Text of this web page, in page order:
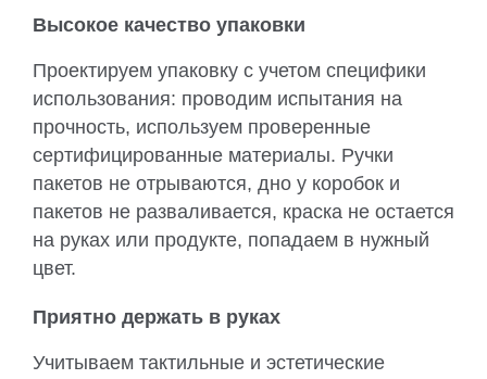
Высокое качество упаковки
Проектируем упаковку с учетом специфики
использования: проводим испытания на
прочность, используем проверенные
сертифицированные материалы. Ручки
пакетов не отрываются, дно у коробок и
пакетов не разваливается, краска не остается
на руках или продукте, попадаем в нужный
цвет.
Приятно держать в руках
Учитываем тактильные и эстетические